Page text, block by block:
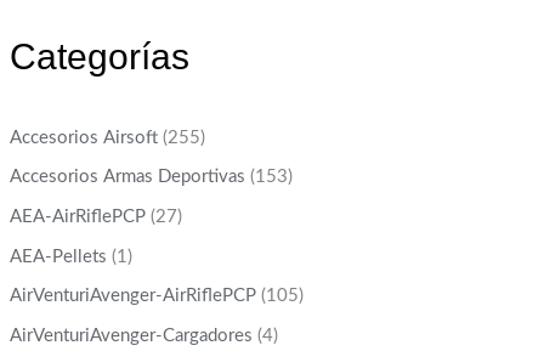
Categorías
Accesorios Airsoft (255)
Accesorios Armas Deportivas (153)
AEA-AirRiflePCP (27)
AEA-Pellets (1)
AirVenturiAvenger-AirRiflePCP (105)
AirVenturiAvenger-Cargadores (4)